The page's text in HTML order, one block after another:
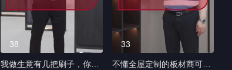
38
我做生意有几把刷子，你有
33
不懂全屋定制的板材商可不